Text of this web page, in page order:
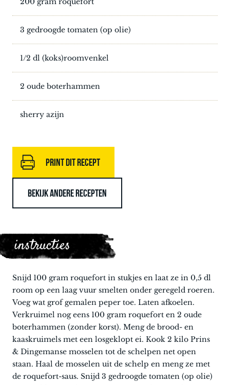
3 gedroogde tomaten (op olie)
1/2 dl (koks)roomvenkel
2 oude boterhammen
sherry azijn
PRINT DIT RECEPT
BEKIJK ANDERE RECEPTEN
instructies
Snijd 100 gram roquefort in stukjes en laat ze in 0,5 dl
room op een laag vuur smelten onder geregeld roeren.
Voeg wat grof gemalen peper toe. Laten afkoelen.
Verkruimel nog eens 100 gram roquefort en 2 oude
boterhammen (zonder korst). Meng de brood- en
kaaskruimels met een losgeklopt ei. Kook 2 kilo Prins
& Dingemanse mosselen tot de schelpen net open
staan. Haal de mosselen uit de schelp en meng ze met
de roquefort-saus. Snijd 3 gedroogde tomaten (op olie)